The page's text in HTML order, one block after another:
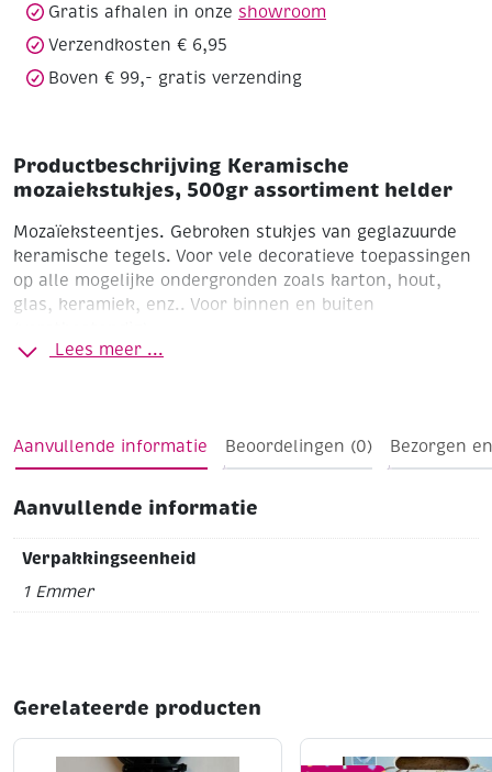
Gratis afhalen in onze showroom
Verzendkosten € 6,95
Boven € 99,- gratis verzending
Productbeschrijving Keramische
mozaiekstukjes, 500gr assortiment helder
Mozaïeksteentjes. Gebroken stukjes van geglazuurde
keramische tegels. Voor vele decoratieve toepassingen
op alle mogelijke ondergronden zoals karton, hout,
glas, keramiek, enz.. Voor binnen en buiten
Lees meer ...
Aanvullende informatie Beoordelingen (0) Bezorgen
Aanvullende informatie
Verpakkingseenheid
1 Emmer
Gerelateerde producten